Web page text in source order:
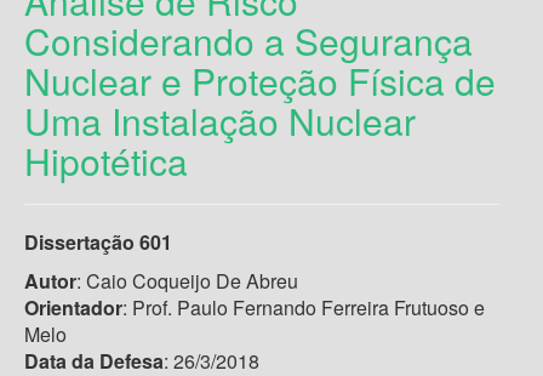
Considerando a Segurança
Nuclear e Proteção Física de
Uma Instalação Nuclear
Hipotética
Dissertação 601
Autor: Caio Coqueijo De Abreu
Orientador: Prof. Paulo Fernando Ferreira Frutuoso e
Melo
Data da Defesa: 26/3/2018